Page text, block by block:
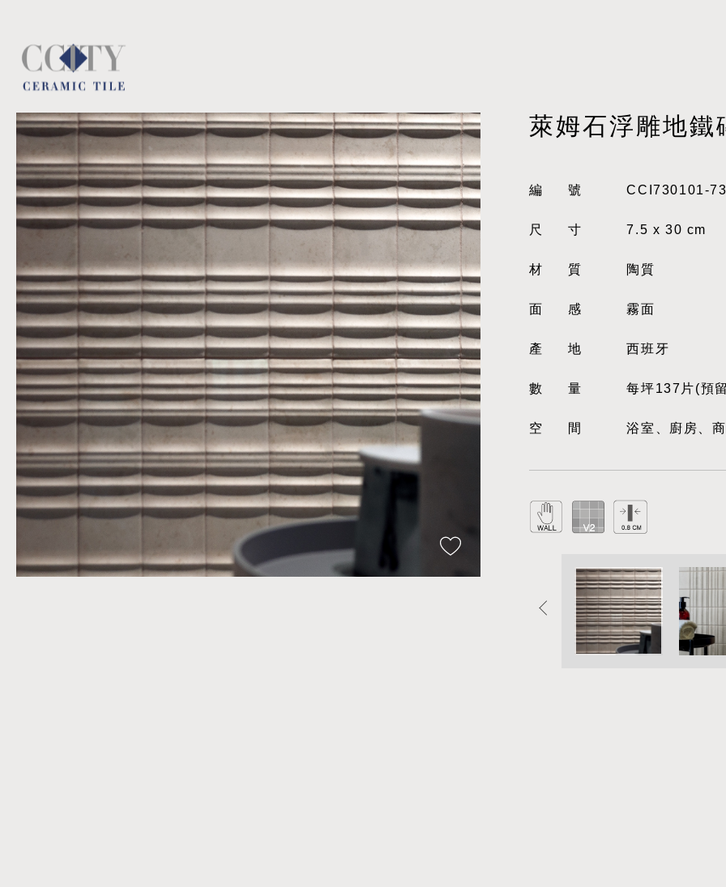
萊姆石浮雕地鐵
編號 CCI730101-
尺寸 7.5 x 30 cm
材質 陶質
面感 霧面
產地 西班牙
數量 每坪137片(預
空間 浴室、廚房、